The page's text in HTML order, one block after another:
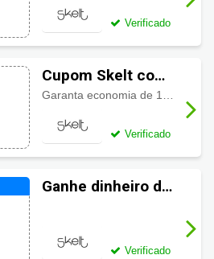
Verificado
Cupom Skelt com
10% OFF
Verificado
Ganhe dinheiro de
Verificado